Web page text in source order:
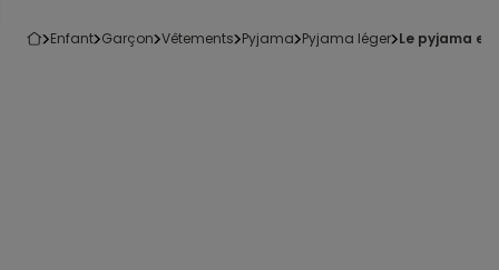
enfant garçon vêtements pyjama pyjama léger le pyjama